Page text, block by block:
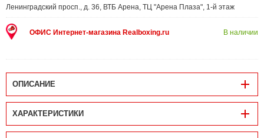
Ленинградский просп., д. 36, ВТБ Арена, ТЦ "Арена Плаза", 1-й этаж
ОФИС Интернет-магазина Realboxing.ru В наличии
ОПИСАНИЕ
ХАРАКТЕРИСТИКИ